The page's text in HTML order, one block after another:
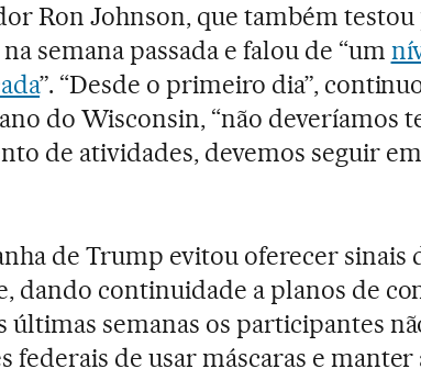
Ron Johnson, que também
semana passada e falou de “um
”. “Desde o primeiro dia”,
do Wisconsin, “não deveríamos
de atividades, devemos seguir
de Trump evitou oferecer sinais
dando continuidade a planos de
últimas semanas os participantes
federais de usar máscaras e manter